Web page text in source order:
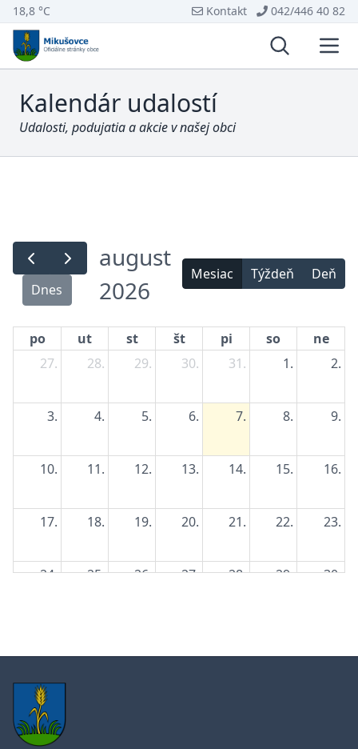
18,8 °C Kontakt 042/446 40 82
Vyhľadávanie
Kalendár udalostí
Udalosti, podujatia a akcie v našej obci
Dnes
august
2026
Mesiac Týždeň Deň
po ut st št pi so
ne
27.
28. 29. 30. 31. 1. 2.
3. 4. 5. 6. 7. 8. 9.
10. 11. 12. 13. 14. 15. 16.
17. 18. 19. 20. 21. 22. 23.
24. 25. 26. 27. 28. 29. 30.